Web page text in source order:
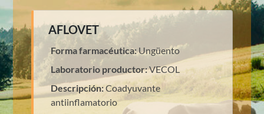
AFLOVET
Forma farmacéutica:Ungüento
Laboratorio productor:VECOL
Descripción:Coadyuvante
antiinflamatorio